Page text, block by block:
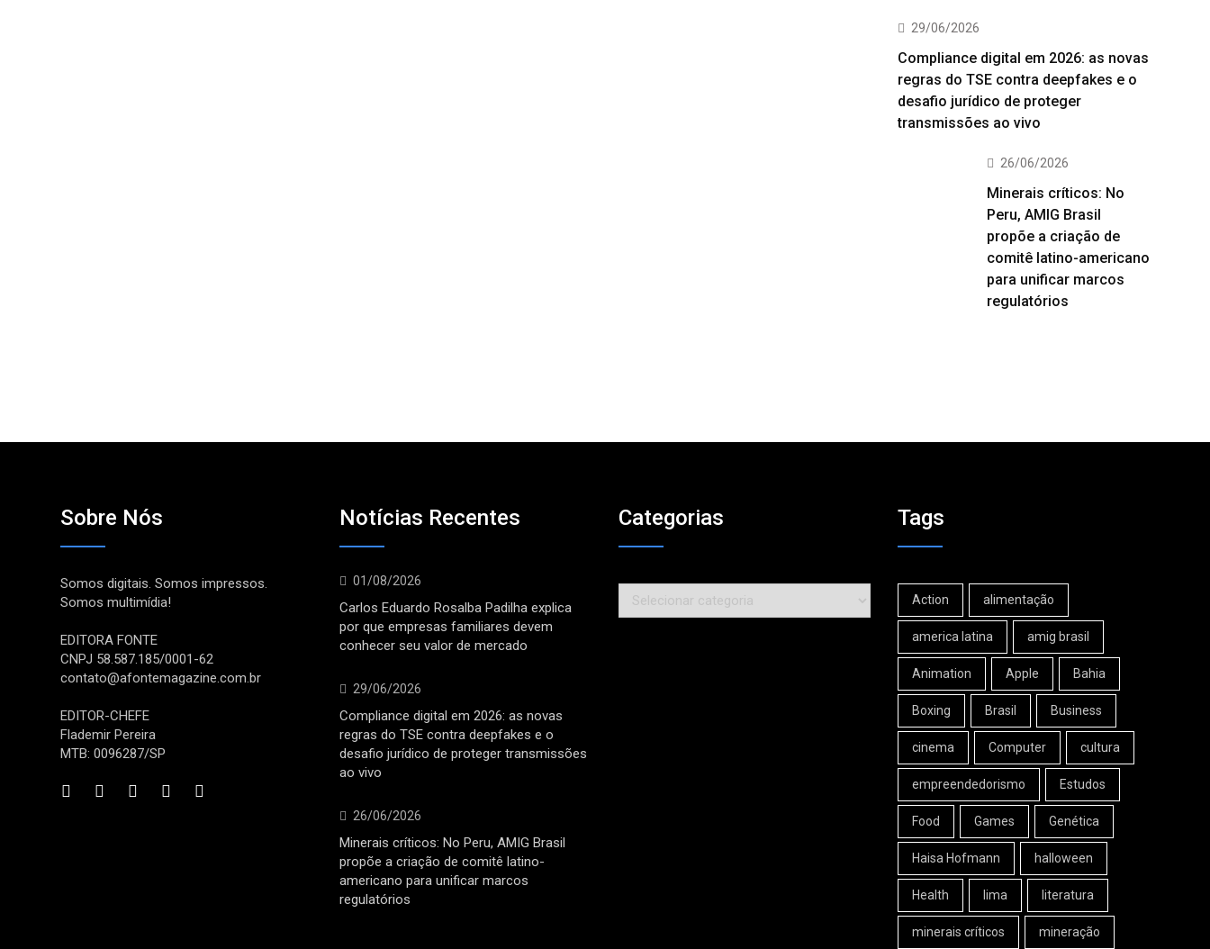
29/06/2026
Compliance digital em 2026: as novas
regras do TSE contra deepfakes e o
desafio jurídico de proteger
transmissões ao vivo
26/06/2026
Minerais críticos: No
Peru, AMIG Brasil
propõe a criação de
comitê latino-americano
para unificar marcos
regulatórios
Sobre Nós
Somos digitais. Somos impressos.
Somos multimídia!
EDITORA FONTE
CNPJ 58.587.185/0001-62
contato@afontemagazine.com.br
EDITOR-CHEFE
Flademir Pereira
MTB: 0096287/SP
Notícias Recentes
01/08/2026
Carlos Eduardo Rosalba Padilha explica
por que empresas familiares devem
conhecer seu valor de mercado
29/06/2026
Compliance digital em 2026: as novas
regras do TSE contra deepfakes e o
desafio jurídico de proteger transmissões
ao vivo
26/06/2026
Minerais críticos: No Peru, AMIG Brasil
propõe a criação de comitê latino-
americano para unificar marcos
regulatórios
Categorias
Categorias
Tags
Action alimentação
america latina amig brasil
Animation Apple Bahia
Boxing Brasil Business
cinema Computer cultura
empreendedorismo Estudos
Food Games Genética
Haisa Hofmann halloween
Health lima literatura
minerais críticos mineração